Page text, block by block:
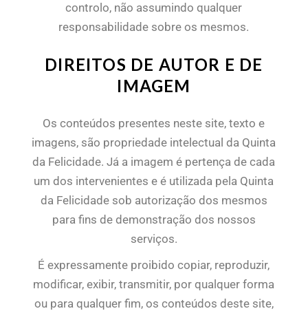
controlo, não assumindo qualquer
responsabilidade sobre os mesmos.
DIREITOS DE AUTOR E DE
IMAGEM
Os conteúdos presentes neste site, texto e
imagens, são propriedade intelectual da Quinta
da Felicidade. Já a imagem é pertença de cada
um dos intervenientes e é utilizada pela Quinta
da Felicidade sob autorização dos mesmos
para fins de demonstração dos nossos
serviços.
É expressamente proibido copiar, reproduzir,
modificar, exibir, transmitir, por qualquer forma
ou para qualquer fim, os conteúdos deste site,